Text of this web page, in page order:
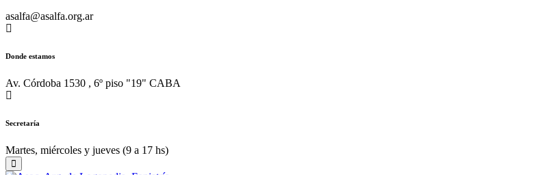
asalfa@asalfa.org.ar
Donde estamos
Av. Córdoba 1530 , 6º piso "19" CABA
Secretaría
Martes, miércoles y jueves (9 a 17 hs)